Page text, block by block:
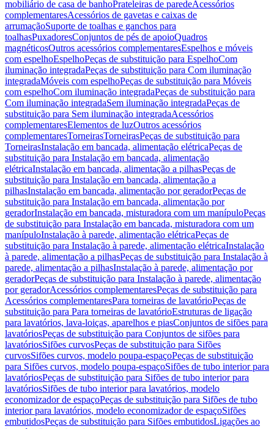
mobiliário de casa de banhoPrateleiras de paredeAcessórios
complementaresAcessórios de gavetas e caixas de
arrumaçãoSuporte de toalhas e ganchos para
toalhasPuxadoresConjuntos de pés de apoioQuadros
magnéticosOutros acessórios complementaresEspelhos e móveis
com espelhoEspelhoPeças de substituição para EspelhoCom
iluminação integradaPeças de substituição para Com iluminação
integradaMóveis com espelhoPeças de substituição para Móveis
com espelhoCom iluminação integradaPeças de substituição para
Com iluminação integradaSem iluminação integradaPeças de
substituição para Sem iluminação integradaAcessórios
complementaresElementos de luzOutros acessórios
complementaresTorneirasTorneirasPeças de substituição para
TorneirasInstalação em bancada, alimentação elétricaPeças de
substituição para Instalação em bancada, alimentação
elétricaInstalação em bancada, alimentação a pilhasPeças de
substituição para Instalação em bancada, alimentação a
pilhasInstalação em bancada, alimentação por geradorPeças de
substituição para Instalação em bancada, alimentação por
geradorInstalação em bancada, misturadora com um manípuloPeças
de substituição para Instalação em bancada, misturadora com um
manípuloInstalação à parede, alimentação elétricaPeças de
substituição para Instalação à parede, alimentação elétricaInstalação
à parede, alimentação a pilhasPeças de substituição para Instalação à
parede, alimentação a pilhasInstalação à parede, alimentação por
geradorPeças de substituição para Instalação à parede, alimentação
por geradorAcessórios complementaresPeças de substituição para
Acessórios complementaresPara torneiras de lavatórioPeças de
substituição para Para torneiras de lavatórioEstruturas de ligação
para lavatórios, lava-loiças, aparelhos e piasConjuntos de sifões para
lavatóriosPeças de substituição para Conjuntos de sifões para
lavatóriosSifões curvosPeças de substituição para Sifões
curvosSifões curvos, modelo poupa-espaçoPeças de substituição
para Sifões curvos, modelo poupa-espaçoSifões de tubo interior para
lavatóriosPeças de substituição para Sifões de tubo interior para
lavatóriosSifões de tubo interior para lavatórios, modelo
economizador de espaçoPeças de substituição para Sifões de tubo
interior para lavatórios, modelo economizador de espaçoSifões
embutidosPeças de substituição para Sifões embutidosLigações ao